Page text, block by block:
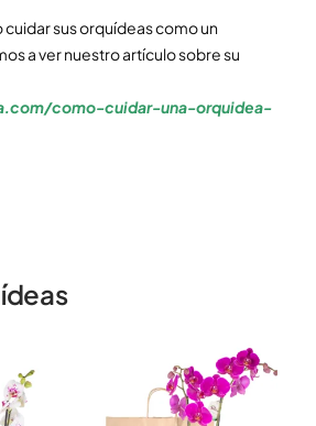
sus orquídeas como un
a ver nuestro artículo sobre su
como-cuidar-una-orquidea-